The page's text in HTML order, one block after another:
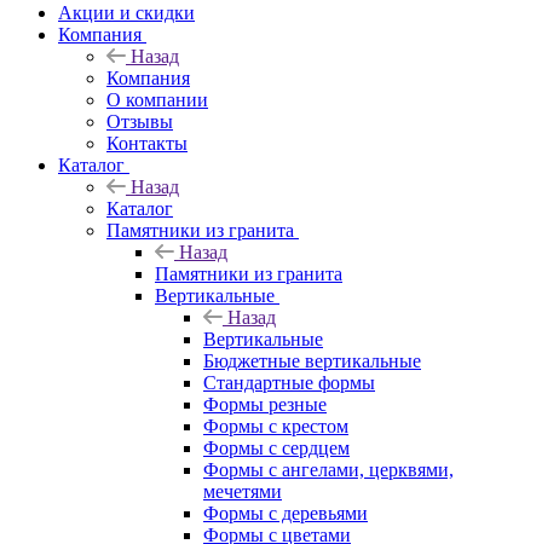
Акции и скидки
Компания
Назад
Компания
О компании
Отзывы
Контакты
Каталог
Назад
Каталог
Памятники из гранита
Назад
Памятники из гранита
Вертикальные
Назад
Вертикальные
Бюджетные вертикальные
Стандартные формы
Формы резные
Формы с крестом
Формы с сердцем
Формы с ангелами, церквями,
мечетями
Формы с деревьями
Формы с цветами